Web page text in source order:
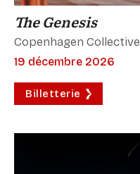
The Genesis
Copenhagen Collective
19 décembre 2026
Billetterie